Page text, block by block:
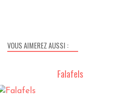
VOUS AIMEREZ AUSSI :
Falafels